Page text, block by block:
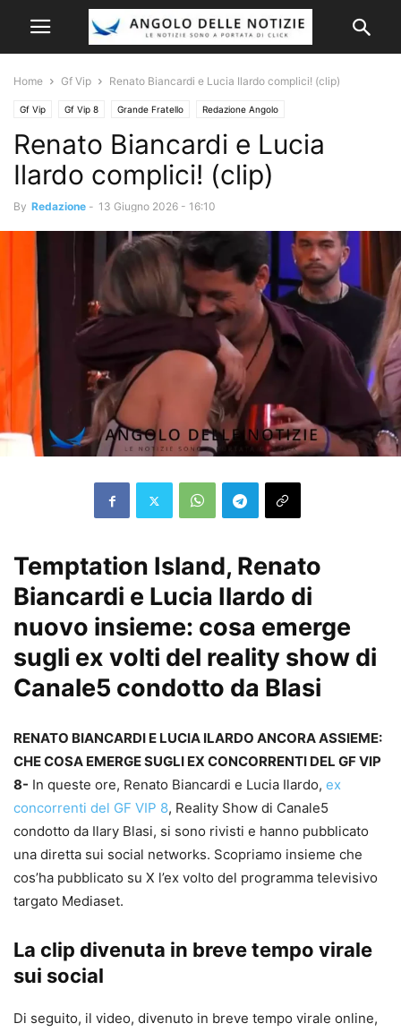
Home Gf Vip Renato Biancardi e Lucia Ilardo complici! (clip)
Gf Vip Gf Vip 8 Grande Fratello Redazione Angolo
Renato Biancardi e Lucia
Ilardo complici! (clip)
By Redazione - 13 Giugno 2026 - 16:10
Temptation Island, Renato
Biancardi e Lucia Ilardo di
nuovo insieme: cosa emerge
sugli ex volti del reality show di
Canale5 condotto da Blasi
RENATO BIANCARDI E LUCIA ILARDO ANCORA ASSIEME:
CHE COSA EMERGE SUGLI EX CONCORRENTI DEL GF VIP
8- In queste ore, Renato Biancardi e Lucia Ilardo, ex
concorrenti del GF VIP 8, Reality Show di Canale5
condotto da Ilary Blasi, si sono rivisti e hanno pubblicato
una diretta sui social networks. Scopriamo insieme che
cos’ha pubblicato su X l’ex volto del programma televisivo
targato Mediaset.
La clip divenuta in breve tempo virale
sui social
Di seguito, il video, divenuto in breve tempo virale online,